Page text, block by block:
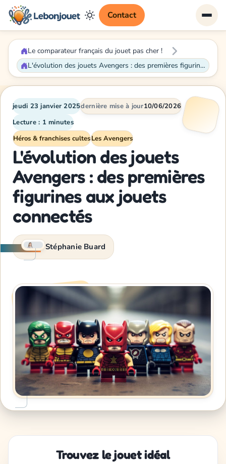
Contact
Le comparateur français du jouet pas cher !
L'évolution des jouets Avengers : des premières figurines aux jouets connectés
jeudi 23 janvier 2025dernière mise à jour10/06/2026
Lecture : 1 minutes
Héros & franchises cultesLes Avengers
L'évolution des jouets
Avengers : des premières
figurines aux jouets
connectés
Stéphanie Buard
Trouvez le jouet idéal